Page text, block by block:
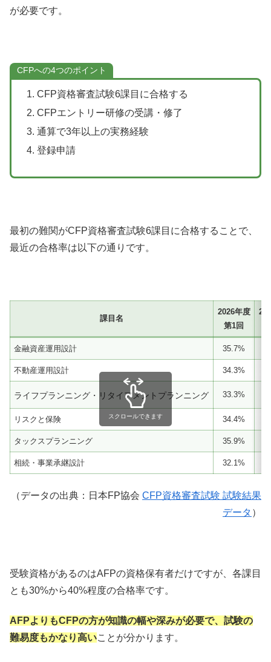
が必要です。
CFPへの4つのポイント
CFP資格審査試験6課目に合格する
CFPエントリー研修の受講・修了
通算で3年以上の実務経験
登録申請
最初の難関がCFP資格審査試験6課目に合格することで、
最近の合格率は以下の通りです。
課目名
2026年度
第1回
金融資産運用設計 35.7%
不動産運用設計 34.3%
ライフプランニング・リタイアメントプランニング 33.3%
リスクと保険 34.4%
タックスプランニング 35.9%
相続・事業承継設計 32.1%
スクロールできます
（データの出典：日本FP協会 CFP資格審査試験 試験結果
データ ）
受験資格があるのはAFPの資格保有者だけですが、各課目
とも30%から40%程度の合格率です。
AFPよりもCFPの方が知識の幅や深みが必要で、試験の
難易度もかなり高いことが分かります。